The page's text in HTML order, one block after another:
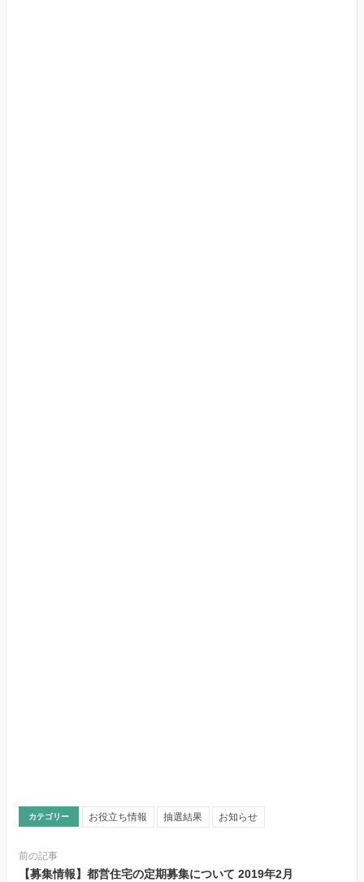
カテゴリー お役立ち情報 抽選結果 お知らせ
前の記事
【募集情報】都営住宅の定期募集について 2019年2月